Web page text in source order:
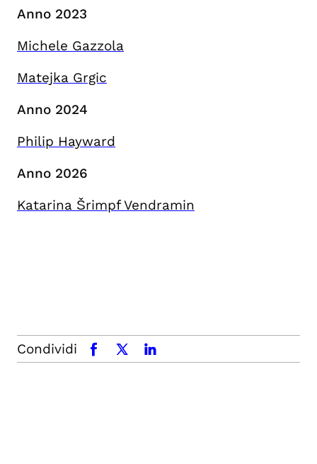
Anno 2023
Michele Gazzola
Matejka Grgic
Anno 2024
Philip Hayward
Anno 2026
Katarina Šrimpf Vendramin
Condividi facebookx.comlinkedin